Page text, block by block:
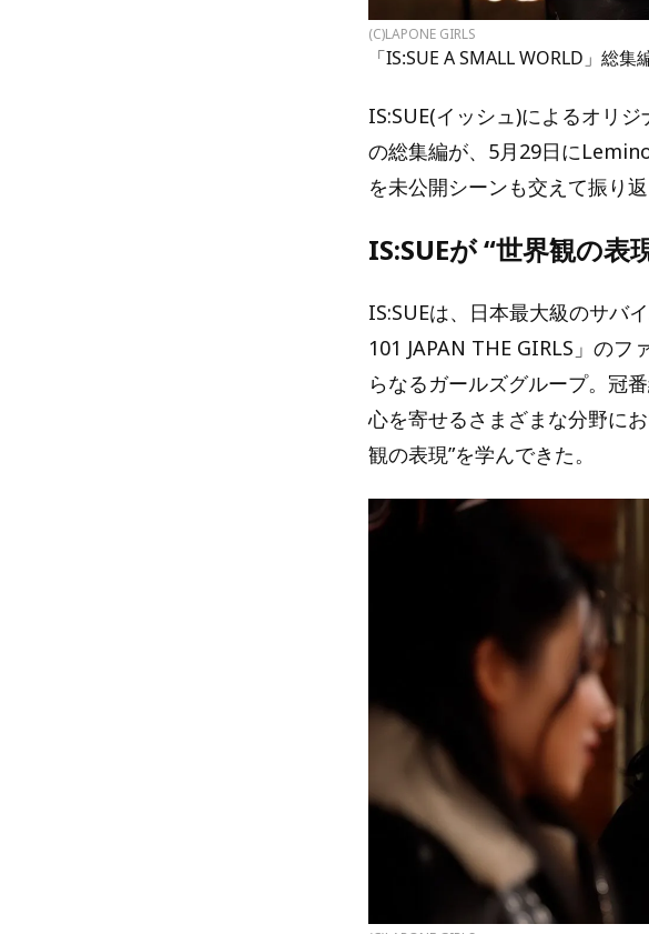
(C)LAPONE GIRLS
「IS:SUE A SMALL WORLD」総
IS:SUE(イッシュ)によるオリ
の総集編が、5月29日に
を未公開シーンも交えて振り
IS:SUEが “世界観の表
IS:SUEは、日本最大級のサバ
101 JAPAN THE GIRLS」の
らなるガールズグループ。冠
心を寄せるさまざまな分野に
観の表現”を学んできた。